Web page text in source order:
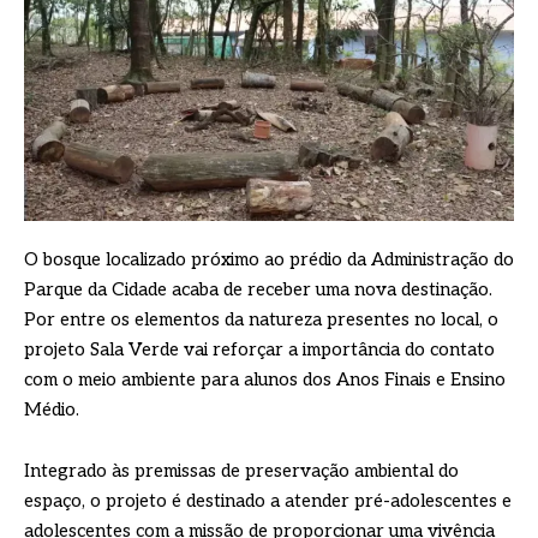
O bosque localizado próximo ao prédio da Administração do
Parque da Cidade acaba de receber uma nova destinação.
Por entre os elementos da natureza presentes no local, o
projeto Sala Verde vai reforçar a importância do contato
com o meio ambiente para alunos dos Anos Finais e Ensino
Médio.
Integrado às premissas de preservação ambiental do
espaço, o projeto é destinado a atender pré-adolescentes e
adolescentes com a missão de proporcionar uma vivência